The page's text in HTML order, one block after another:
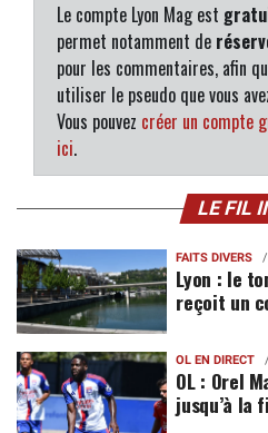
Le compte Lyon Mag est
permet notamment de
pour les commentaires, afin
utiliser le pseudo que vous
Vous pouvez créer un compte
ici.
LE FIL
FAITS DIVERS
Lyon : le
reçoit un
OL EN DIRECT
OL : Orel
jusqu’à la